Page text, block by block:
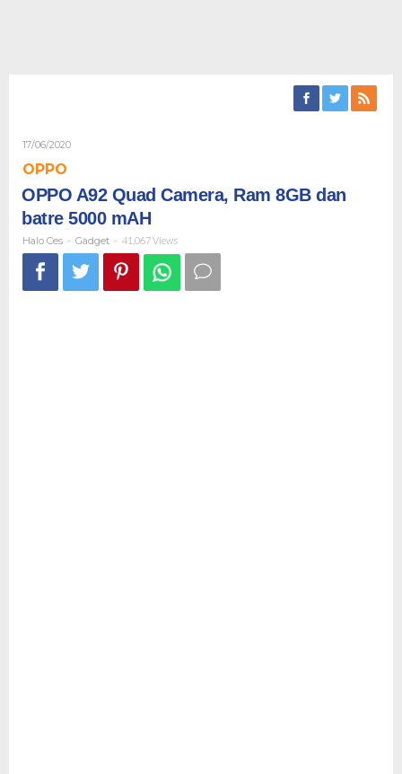
17/06/2020Oleh
OPPO
OPPO A92 Quad Camera, Ram 8GB dan
batre 5000 mAH
Halo Ces - Gadget - 41,067 Views